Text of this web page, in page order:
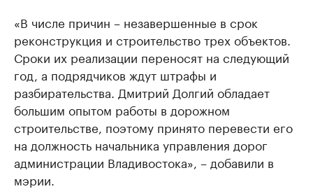
«В числе причин – незавершенные в срок
реконструкция и строительство трех объектов.
Сроки их реализации переносят на следующий
год, а подрядчиков ждут штрафы и
разбирательства. Дмитрий Долгий обладает
большим опытом работы в дорожном
строительстве, поэтому принято перевести его
на должность начальника управления дорог
администрации Владивостока», – добавили в
мэрии.